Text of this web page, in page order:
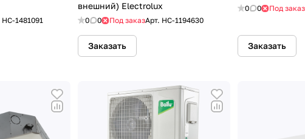
HC-1481091
внешний) Electrolux
0 0 Под заказАрт. HC-1194630
Заказать
0 0 Под заказ
Заказать